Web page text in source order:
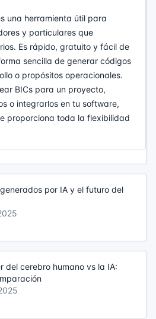
una herramienta útil para
y particulares que
Es rápido, gratuito y fácil de
sencilla de generar códigos
o propósitos operacionales.
BICs para un proyecto,
o integrarlos en tu software,
proporciona toda la flexibilidad
por IA y el futuro del
del cerebro humano vs la IA: